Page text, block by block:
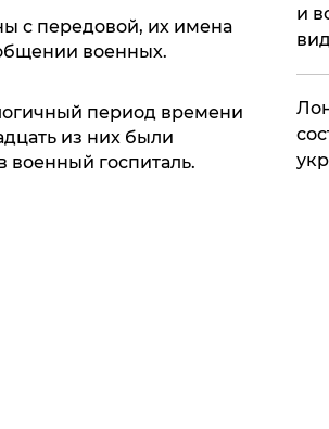
с передовой, их имена
военных.
период времени
из них были
военный госпиталь.
и